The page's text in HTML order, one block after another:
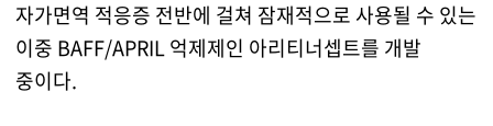
자가면역 적응증 전반에 걸쳐 잠재적으로 사용될 수 있는
이중 BAFF/APRIL 억제제인 아리티너셉트를 개발
중이다.